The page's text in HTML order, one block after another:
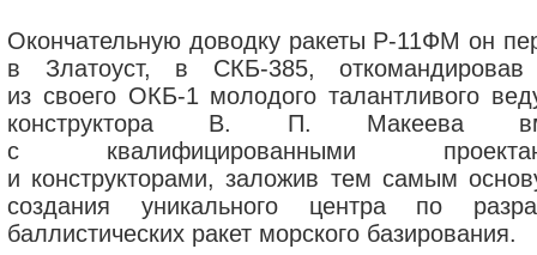
Окончательную доводку ракеты Р-11ФМ он
в Златоуст, в СКБ-385, откомандировав
из своего ОКБ-1 молодого талантливого
конструктора В. П. Макеева
с квалифицированными
и конструкторами, заложив тем самым
создания уникального центра по
баллистических ракет морского базирования.